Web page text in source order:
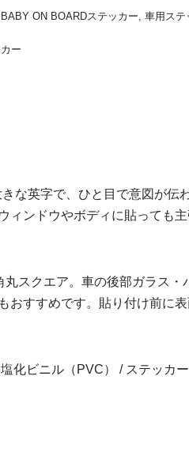
BABY ON BOARDステッカー, 車用ステ
ー
な英字で、ひと目で意図が伝
ンドウやボディに貼っても主
スクエア。車の後部ガラス・
おすすめです。貼り付け前に
化ビニル（PVC） / ステッカ